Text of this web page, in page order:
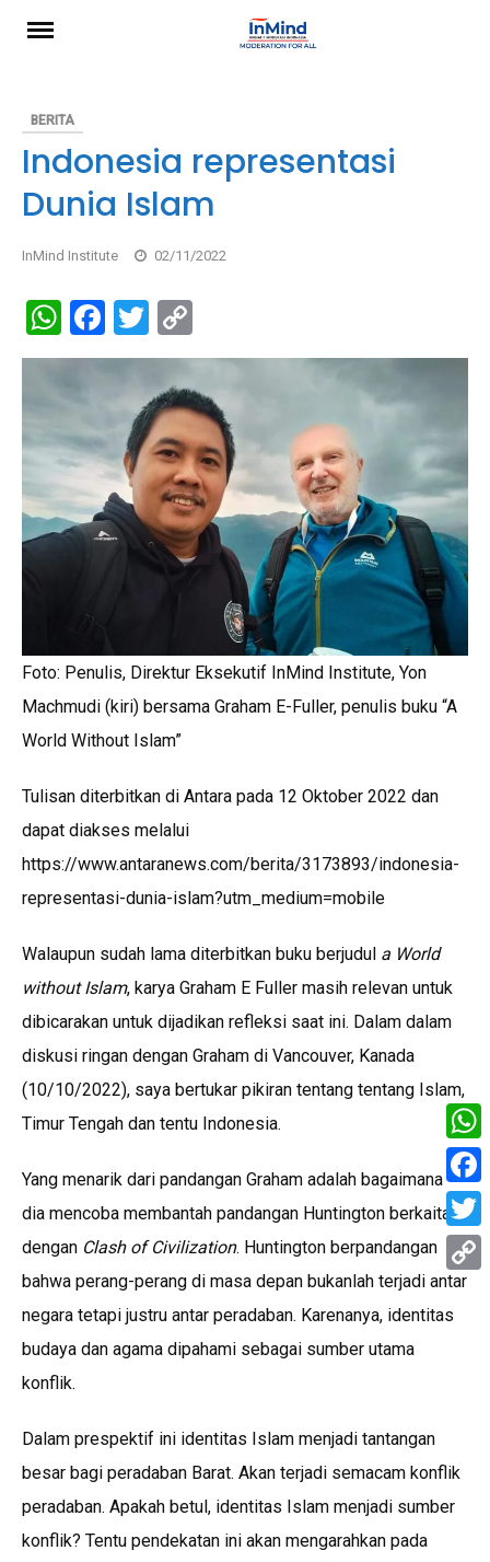
BERITA
Indonesia representasi
Dunia Islam
InMind Institute 02/11/2022
W
h
at
A
p
p
F
a
ce
o
o
k
T
wi
tt
er
o
py
Li
n
k
Foto: Penulis, Direktur Eksekutif InMind Institute, Yon
Machmudi (kiri) bersama Graham E-Fuller, penulis buku “A
World Without Islam”
Tulisan diterbitkan di Antara pada 12 Oktober 2022 dan
dapat diakses melalui
https://www.antaranews.com/berita/3173893/indonesia-
representasi-dunia-islam?utm_medium=mobile
Walaupun sudah lama diterbitkan buku berjudul a World
without Islam, karya Graham E Fuller masih relevan untuk
dibicarakan untuk dijadikan refleksi saat ini. Dalam dalam
diskusi ringan dengan Graham di Vancouver, Kanada
(10/10/2022), saya bertukar pikiran tentang tentang Islam,
Timur Tengah dan tentu Indonesia.
Yang menarik dari pandangan Graham adalah bagaimana
dia mencoba membantah pandangan Huntington berkaitan
dengan Clash of Civilization. Huntington berpandangan
bahwa perang-perang di masa depan bukanlah terjadi antar
negara tetapi justru antar peradaban. Karenanya, identitas
budaya dan agama dipahami sebagai sumber utama
konflik.
Dalam prespektif ini identitas Islam menjadi tantangan
besar bagi peradaban Barat. Akan terjadi semacam konflik
peradaban. Apakah betul, identitas Islam menjadi sumber
konflik? Tentu pendekatan ini akan mengarahkan pada
Copy
Link